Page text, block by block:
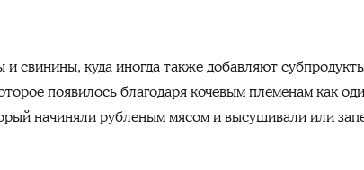
свинины, куда иногда также добавляют
появилось благодаря кочевым племенам как
начиняли рубленым мясом и высушивали или